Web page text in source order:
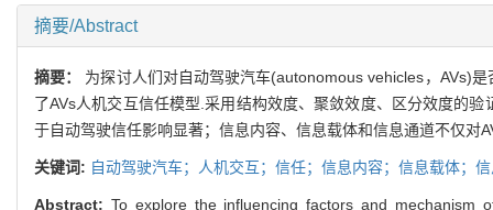
摘要/Abstract
摘要： 为探讨人们对自动驾驶汽车(autonomous vehicles，AVs)
了AVs人机交互信任模型.采用结构效度、聚敛效度、区分效度的
于自动驾驶信任影响显著；信息内容、信息载体和信息通道不仅对
关键词: 自动驾驶汽车；人机交互；信任；信息内容；信息载体；
Abstract: To explore the influencing factors and mechanism